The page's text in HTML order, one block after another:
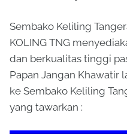
Sembako Keliling
KOLING TNG
dan berkualitas tinggi
Papan Jangan Khawatir
ke Sembako Keliling
yang tawarkan :